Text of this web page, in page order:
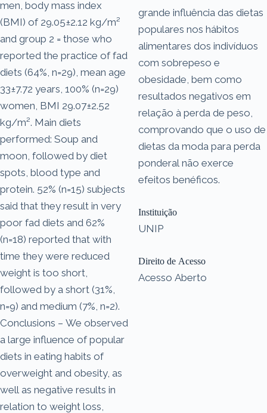
men, body mass index
(BMI) of 29.05±2.12 kg/m²
and group 2 = those who
reported the practice of fad
diets (64%, n=29), mean age
33±7.72 years, 100% (n=29)
women, BMI 29.07±2.52
kg/m². Main diets
performed: Soup and
moon, followed by diet
spots, blood type and
protein. 52% (n=15) subjects
said that they result in very
poor fad diets and 62%
(n=18) reported that with
time they were reduced
weight is too short,
followed by a short (31%,
n=9) and medium (7%, n=2).
Conclusions – We observed
a large influence of popular
diets in eating habits of
overweight and obesity, as
well as negative results in
relation to weight loss,
grande influência das dietas
populares nos hábitos
alimentares dos indivíduos
com sobrepeso e
obesidade, bem como
resultados negativos em
relação à perda de peso,
comprovando que o uso de
dietas da moda para perda
ponderal não exerce
efeitos benéficos.
Instituição
UNIP
Direito de Acesso
Acesso Aberto